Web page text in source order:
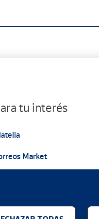
tu interés
Market